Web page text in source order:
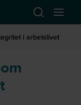
Öppna
i arbetslivet